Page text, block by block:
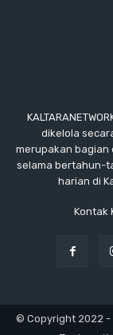
dikelola
merupakan bagian
selama bertahun-
harian di
Kontak
© Copyright 2022 -